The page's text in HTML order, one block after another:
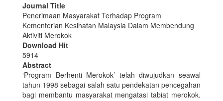
Journal Title
Penerimaan Masyarakat Terhadap Program
Kementerian Kesihatan Malaysia Dalam Membendung
Aktiviti Merokok
Download Hit
5914
Abstract
‘Program Berhenti Merokok’ telah diwujudkan seawal
tahun 1998 sebagai salah satu pendekatan pencegahan
bagi membantu masyarakat mengatasi tabiat merokok.